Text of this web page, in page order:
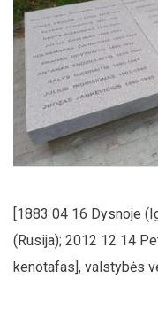
[1883 04 16 Dysnoje
(Rusija); 2012 12 14
kenotafas], valstybės